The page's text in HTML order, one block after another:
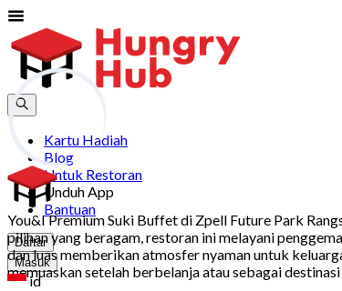
Kartu Hadiah
Blog
Untuk Restoran
Unduh App
Bantuan
Daftar
Masuk
id
You&I Premium Suki Buffet di Zpell Future Park
pilihan yang beragam, restoran ini melayani
dan luas memberikan atmosfer nyaman untuk
memuaskan setelah berbelanja atau sebagai